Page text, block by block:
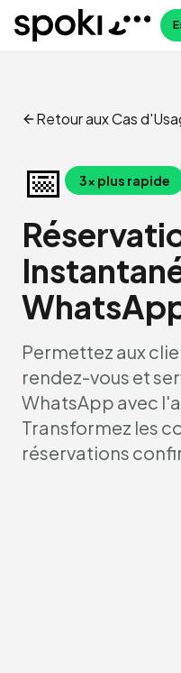
Spoki
Retour aux Cas
📅 3x plus rapide
Permettez aux
rendez-vous et
WhatsApp avec
Transformez les
réservations